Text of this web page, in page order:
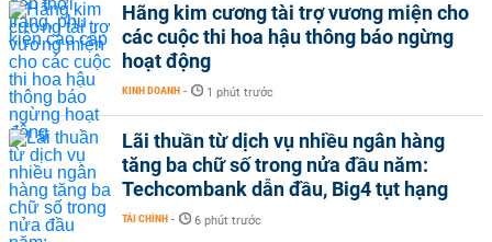
Hãng kim cương tài trợ vương miện cho
các cuộc thi hoa hậu thông báo ngừng
hoạt động
KINH DOANH - 1 phút trước
Lãi thuần từ dịch vụ nhiều ngân hàng
tăng ba chữ số trong nửa đầu năm:
Techcombank dẫn đầu, Big4 tụt hạng
TÀI CHÍNH - 6 phút trước